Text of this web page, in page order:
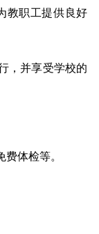
教职工提供良好
，并享受学校的
体检等。